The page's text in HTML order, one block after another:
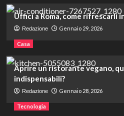
Uffici a Roma, come rifrescarli
Redazione Gennaio 29, 2026
Casa
Aprire un ristorante vegano,
indispensabili?
Redazione Gennaio 28, 2026
Tecnologia